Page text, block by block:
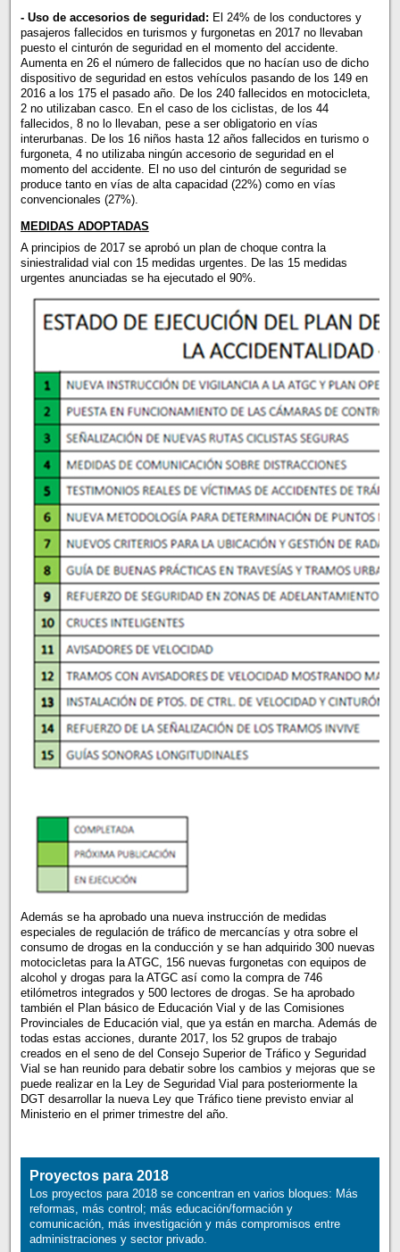
- Uso de accesorios de seguridad : El 24% de los conductores y
pasajeros fallecidos en turismos y furgonetas en 2017 no llevaban
puesto el cinturón de seguridad en el momento del accidente.
Aumenta en 26 el número de fallecidos que no hacían uso de dicho
dispositivo de seguridad en estos vehículos pasando de los 149 en
2016 a los 175 el pasado año. De los 240 fallecidos en motocicleta,
2 no utilizaban casco. En el caso de los ciclistas, de los 44
fallecidos, 8 no lo llevaban, pese a ser obligatorio en vías
interurbanas. De los 16 niños hasta 12 años fallecidos en turismo o
furgoneta, 4 no utilizaba ningún accesorio de seguridad en el
momento del accidente. El no uso del cinturón de seguridad se
produce tanto en vías de alta capacidad (22%) como en vías
convencionales (27%).
MEDIDAS ADOPTADAS
A principios de 2017 se aprobó un plan de choque contra la
siniestralidad vial con 15 medidas urgentes. De las 15 medidas
urgentes anunciadas se ha ejecutado el 90%.
Además se ha aprobado una nueva instrucción de medidas
especiales de regulación de tráfico de mercancías y otra sobre el
consumo de drogas en la conducción y se han adquirido 300 nuevas
motocicletas para la ATGC, 156 nuevas furgonetas con equipos de
alcohol y drogas para la ATGC así como la compra de 746
etilómetros integrados y 500 lectores de drogas. Se ha aprobado
también el Plan básico de Educación Vial y de las Comisiones
Provinciales de Educación vial, que ya están en marcha. Además de
todas estas acciones, durante 2017, los 52 grupos de trabajo
creados en el seno de del Consejo Superior de Tráfico y Seguridad
Vial se han reunido para debatir sobre los cambios y mejoras que se
puede realizar en la Ley de Seguridad Vial para posteriormente la
DGT desarrollar la nueva Ley que Tráfico tiene previsto enviar al
Ministerio en el primer trimestre del año.
Proyectos para 2018
Los proyectos para 2018 se concentran en varios bloques: Más
reformas, más control; más educación/formación y
comunicación, más investigación y más compromisos entre
administraciones y sector privado.